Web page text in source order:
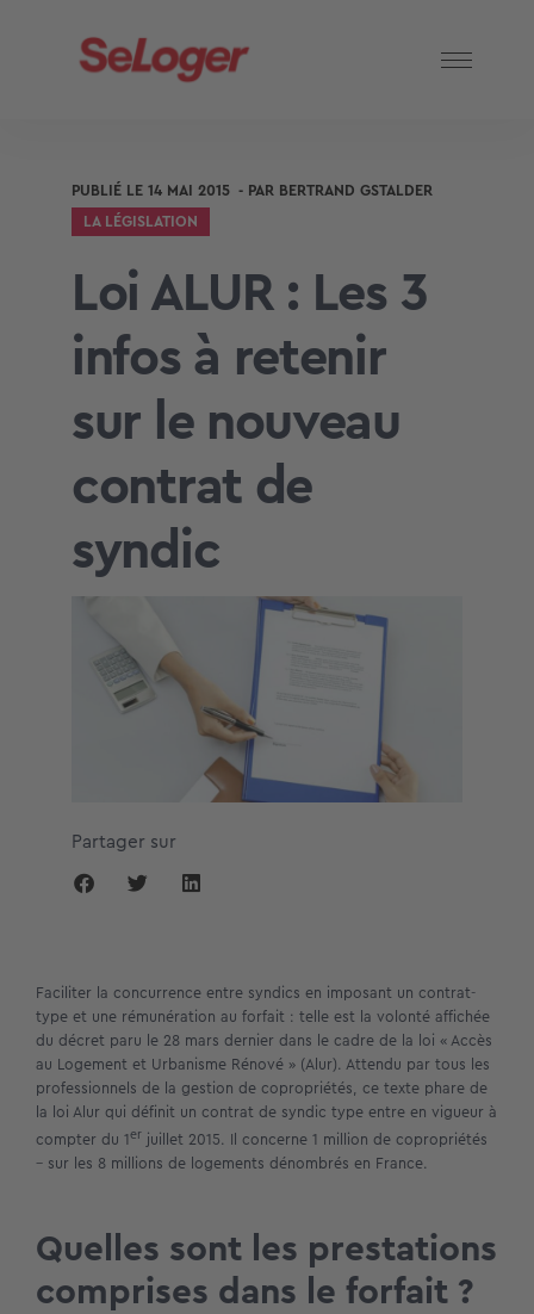
PUBLIÉ LE 14 MAI 2015 - PAR BERTRAND GSTALDER
LA LÉGISLATION
Loi ALUR : Les 3
infos à retenir
sur le nouveau
contrat de
syndic
Partager sur
Faciliter la concurrence entre syndics en imposant un contrat-
type et une rémunération au forfait : telle est la volonté affichée
du décret paru le 28 mars dernier dans le cadre de la loi « Accès
au Logement et Urbanisme Rénové » (Alur). Attendu par tous les
professionnels de la gestion de copropriétés, ce texte phare de
la loi Alur qui définit un contrat de syndic type entre en vigueur à
compter du 1er juillet 2015. Il concerne 1 million de copropriétés
– sur les 8 millions de logements dénombrés en France.
Quelles sont les prestations
comprises dans le forfait ?